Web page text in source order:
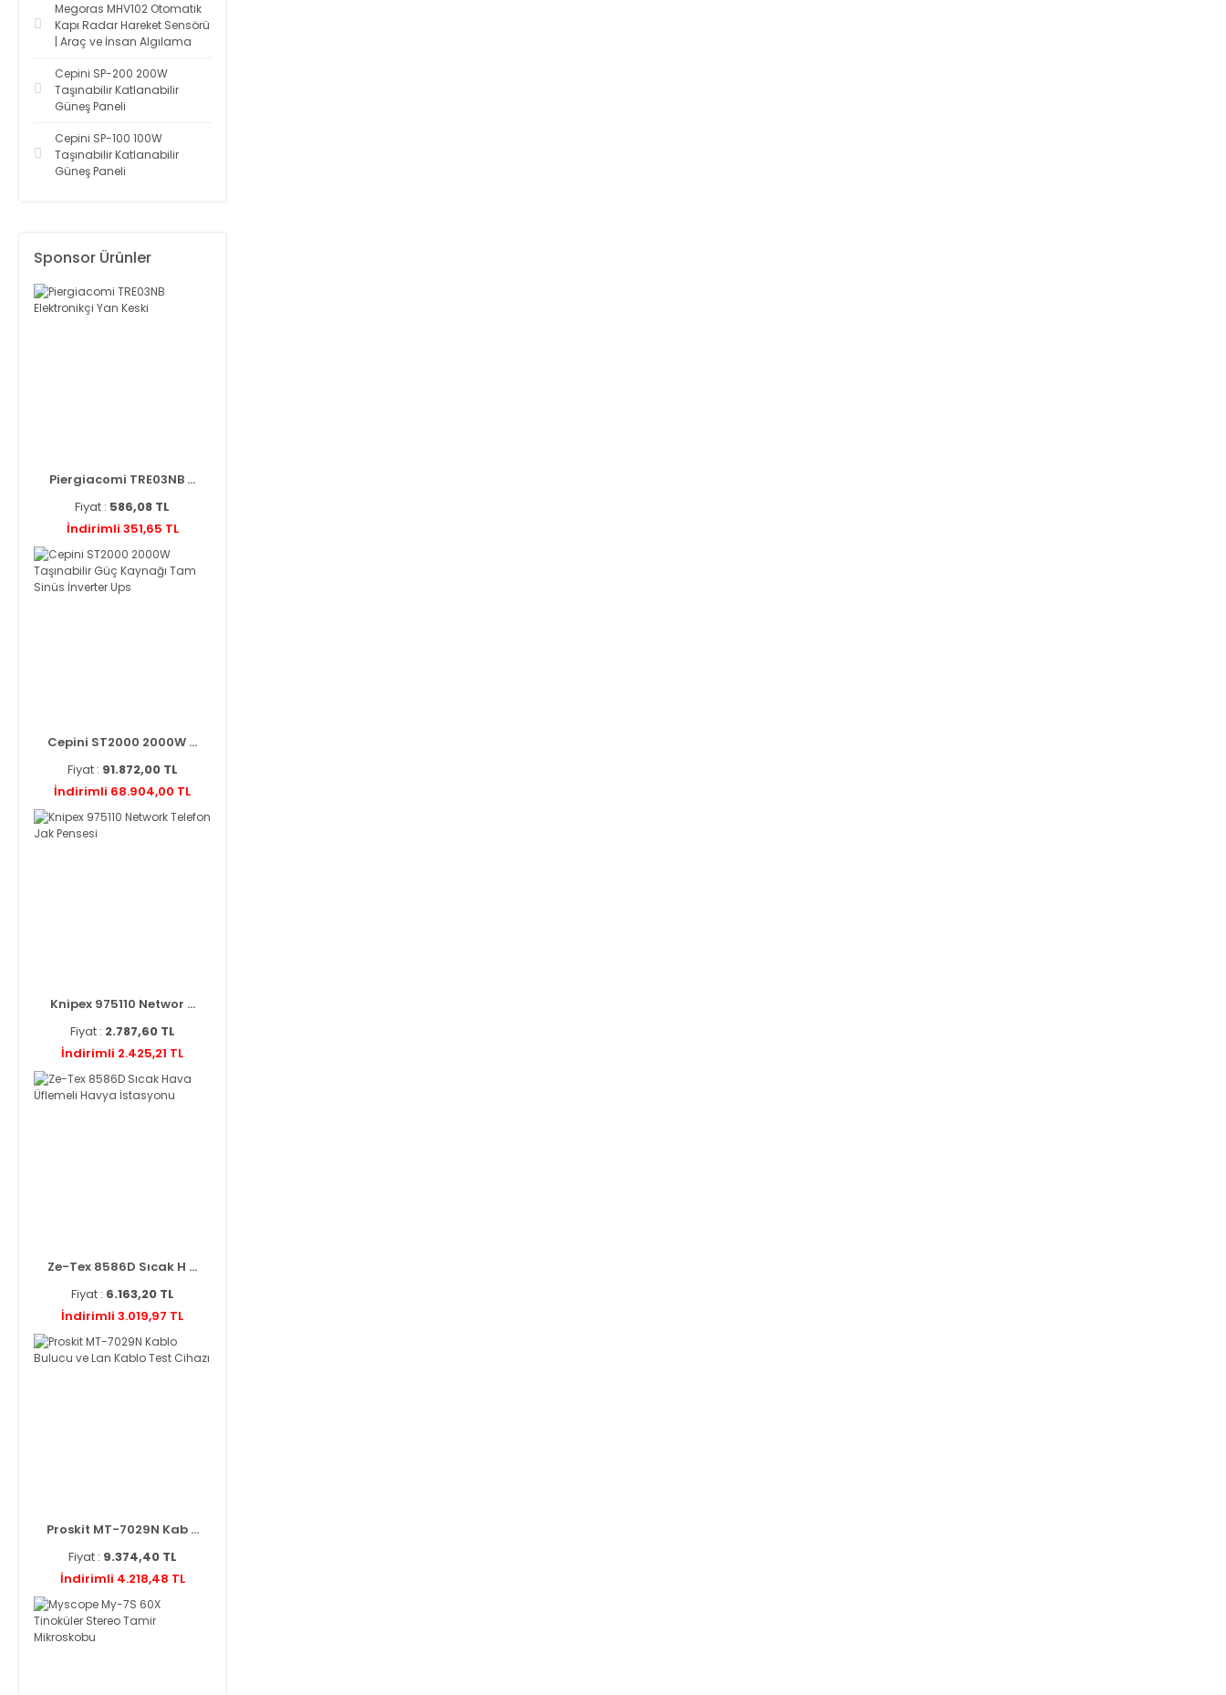
Megoras MHV102 Otomatik
Kapı Radar Hareket Sensörü
| Araç ve İnsan Algılama
Cepini SP-200 200W
Taşınabilir Katlanabilir
Güneş Paneli
Cepini SP-100 100W
Taşınabilir Katlanabilir
Güneş Paneli
Sponsor Ürünler
Piergiacomi TRE03NB ...
Fiyat : 586,08 TL
İndirimli 351,65 TL
Cepini ST2000 2000W ...
Fiyat : 91.872,00 TL
İndirimli 68.904,00 TL
Knipex 975110 Networ ...
Fiyat : 2.787,60 TL
İndirimli 2.425,21 TL
Ze-Tex 8586D Sıcak H ...
Fiyat : 6.163,20 TL
İndirimli 3.019,97 TL
Proskit MT-7029N Kab ...
Fiyat : 9.374,40 TL
İndirimli 4.218,48 TL